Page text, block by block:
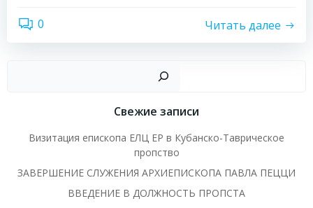
0 Читать далее
Свежие записи
Визитация епископа ЕЛЦ ЕР в Кубанско-Таврическое
пропство
ЗАВЕРШЕНИЕ СЛУЖЕНИЯ АРХИЕПИСКОПА ПАВЛА ПЕЦЦИ
ВВЕДЕНИЕ В ДОЛЖНОСТЬ ПРОПСТА